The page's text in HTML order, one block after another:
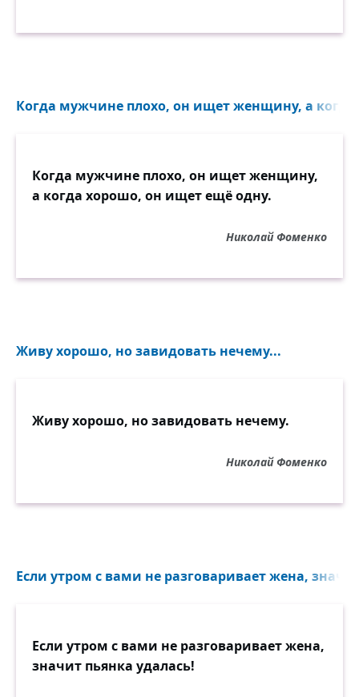
Когда мужчине плохо, он ищет женщину, а
Когда мужчине плохо, он ищет женщину,
а когда хорошо, он ищет ещё одну.
Николай Фоменко
Живу хорошо, но завидовать нечему...
Живу хорошо, но завидовать нечему.
Николай Фоменко
Если утром с вами не разговаривает жена,
Если утром с вами не разговаривает жена,
значит пьянка удалась!